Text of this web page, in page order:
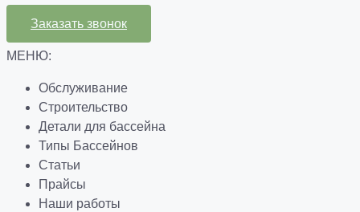
Заказать звонок
МЕНЮ:
Обслуживание
Строительство
Детали для бассейна
Типы Бассейнов
Статьи
Прайсы
Наши работы